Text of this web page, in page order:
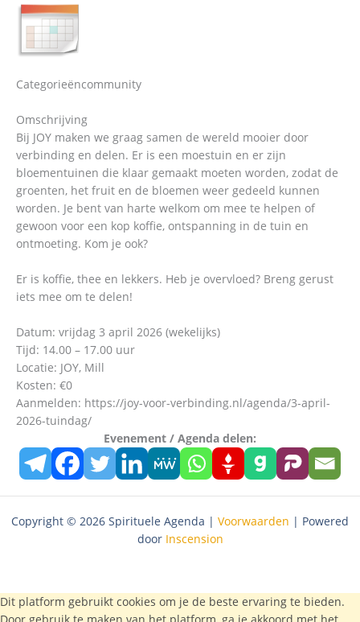
Categorieëncommunity
Omschrijving
Bij JOY maken we graag samen de wereld mooier door
verbinding en delen. Er is een moestuin en er zijn
bloementuinen die klaar gemaakt moeten worden, zodat de
groenten, het fruit en de bloemen weer gedeeld kunnen
worden. Je bent van harte welkom om mee te helpen of
gewoon voor een kop koffie, ontspanning in de tuin en
ontmoeting. Kom je ook?
Er is koffie, thee en lekkers. Heb je overvloed? Breng gerust
iets mee om te delen!
Datum: vrijdag 3 april 2026 (wekelijks)
Tijd: 14.00 – 17.00 uur
Locatie: JOY, Mill
Kosten: €0
Aanmelden: https://joy-voor-verbinding.nl/agenda/3-april-
2026-tuindag/
Evenement / Agenda delen:
Copyright © 2026 Spirituele Agenda | Voorwaarden | Powered
door Inscension
Dit platform gebruikt cookies om je de beste ervaring te bieden.